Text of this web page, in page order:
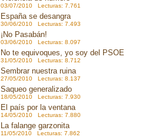
03/07/2010 Lecturas: 7.761
España se desangra
30/06/2010 Lecturas: 7.493
¡No Pasabán!
03/06/2010 Lecturas: 8.097
No te equivoques, yo soy del PSOE
31/05/2010 Lecturas: 8.712
Sembrar nuestra ruina
27/05/2010 Lecturas: 8.137
Saqueo generalizado
18/05/2010 Lecturas: 7.930
El país por la ventana
14/05/2010 Lecturas: 7.880
La falange garzonita
11/05/2010 Lecturas: 7.862